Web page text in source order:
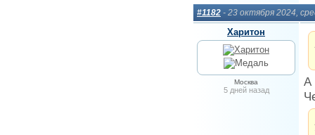
#1182 - 23 октября 2024,
Харитон
Москва
5 дней назад
А